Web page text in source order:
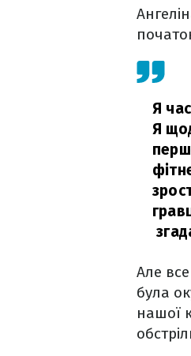
Я
Я
Але
була
нашої